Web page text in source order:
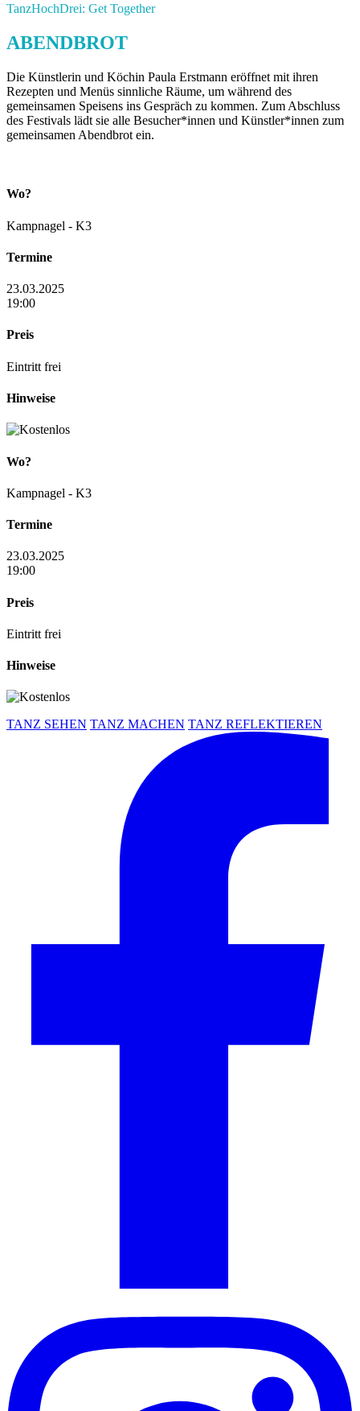
TanzHochDrei: Get Together
ABENDBROT
Die Künstlerin und Köchin Paula Erstmann eröffnet mit ihren
Rezepten und Menüs sinnliche Räume, um während des
gemeinsamen Speisens ins Gespräch zu kommen. Zum Abschluss
des Festivals lädt sie alle Besucher*innen und Künstler*innen zum
gemeinsamen Abendbrot ein.
Wo?
Kampnagel - K3
Termine
23.03.2025
19:00
Preis
Eintritt frei
Hinweise
Wo?
Kampnagel - K3
Termine
23.03.2025
19:00
Preis
Eintritt frei
Hinweise
TANZ SEHEN TANZ MACHEN TANZ REFLEKTIEREN